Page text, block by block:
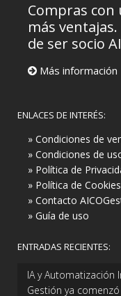
Compras con
más
de ser socio
Más información
ENLACES DE INTERÉS:
» Condiciones de
» Condiciones de
» Política de
» Política de Cookies
» Contacto
» Guía de uso
ENTRADAS RECIENTES:
IA y Automatización
Gestión ya comenzó